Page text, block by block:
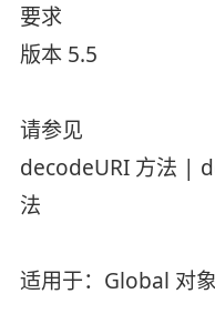
要求
版本 5.5
请参见
decodeURI 方法 |
法
适用于：Global 对象